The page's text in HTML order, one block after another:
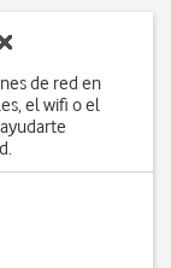
de red en
el wifi o el